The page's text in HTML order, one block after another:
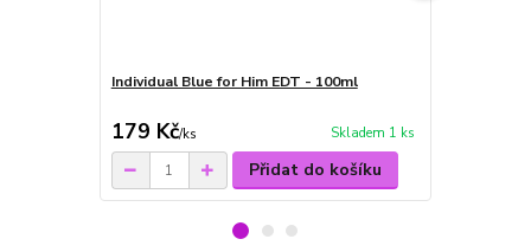
Individual Blue for Him EDT - 100ml
179 Kč/ks Skladem 1 ks
Přidat do košíku